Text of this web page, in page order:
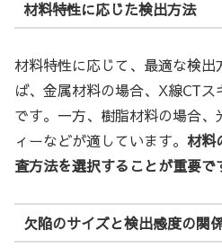
材料特性に応じた検出方法
材料特性に応じて、最適な検
ば、金属材料の場合、X線CT
です。一方、樹脂材料の場合
ィーなどが適しています。 材料
査方法を選択することが重要で
欠陥のサイズと検出感度の関